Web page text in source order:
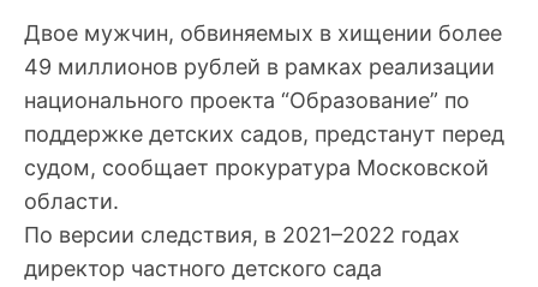
Двое мужчин, обвиняемых в хищении более
49 миллионов рублей в рамках реализации
национального проекта “Образование” по
поддержке детских садов, предстанут перед
судом, сообщает прокуратура Московской
области.
По версии следствия, в 2021–2022 годах
директор частного детского сада